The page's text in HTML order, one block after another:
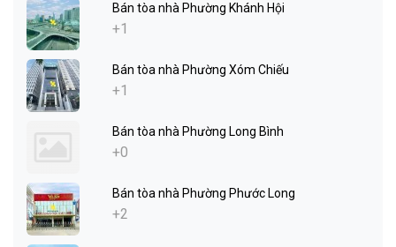
Bán tòa nhà Phường Khánh Hội
+1
Bán tòa nhà Phường Xóm Chiếu
+1
Bán tòa nhà Phường Long Bình
+0
Bán tòa nhà Phường Phước Long
+2